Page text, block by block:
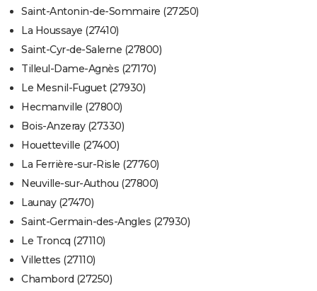
Saint-Antonin-de-Sommaire (27250)
La Houssaye (27410)
Saint-Cyr-de-Salerne (27800)
Tilleul-Dame-Agnès (27170)
Le Mesnil-Fuguet (27930)
Hecmanville (27800)
Bois-Anzeray (27330)
Houetteville (27400)
La Ferrière-sur-Risle (27760)
Neuville-sur-Authou (27800)
Launay (27470)
Saint-Germain-des-Angles (27930)
Le Troncq (27110)
Villettes (27110)
Chambord (27250)